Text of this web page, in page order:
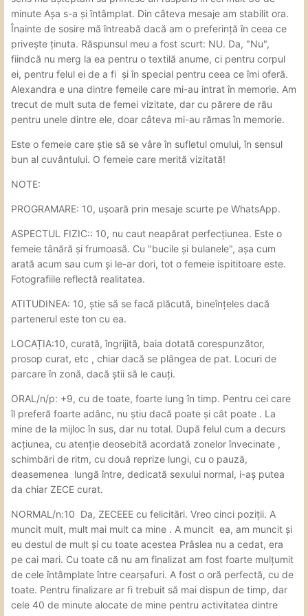
minute Așa s-a și întâmplat. Din câteva mesaje am stabilit ora.
Înainte de sosire mă întreabă dacă am o preferință în ceea ce
privește ținuta. Răspunsul meu a fost scurt: NU. Da, "Nu",
fiindcă nu merg la ea pentru o textilă anume, ci pentru corpul
ei, pentru felul ei de a fi și în special pentru ceea ce îmi oferă.
Alexandra e una dintre femeile care mi-au intrat în memorie. Am
trecut de mult suta de femei vizitate, dar cu părere de rău
pentru unele dintre ele, doar câteva mi-au rămas în memorie.
Este o femeie care știe să se vâre în sufletul omului, în sensul
bun al cuvântului. O femeie care merită vizitată!
NOTE:
PROGRAMARE: 10, ușoară prin mesaje scurte pe WhatsApp.
ASPECTUL FIZIC:: 10, nu caut neapărat perfecțiunea. Este o
femeie tânără și frumoasă. Cu "bucile și bulanele", așa cum
arată acum sau cum și le-ar dori, tot o femeie ispititoare este.
Fotografiile reflectă realitatea.
ATITUDINEA: 10, știe să se facă plăcută, bineînțeles dacă
partenerul este ton cu ea.
LOCAȚIA:10, curată, îngrijită, baia dotată corespunzător,
prosop curat, etc , chiar dacă se plângea de pat. Locuri de
parcare în zonă, dacă știi să le cauți.
ORAL/n/p: +9, cu de toate, foarte lung în timp. Pentru cei care
îl preferă foarte adânc, nu știu dacă poate și cât poate . La
mine de la mijloc în sus, dar nu total. După felul cum a decurs
acțiunea, cu atenție deosebită acordată zonelor învecinate ,
schimbări de ritm, cu două reprize lungi, cu o pauză,
deasemenea lungă între, dedicată sexului normal, i-aș putea
da chiar ZECE curat.
NORMAL/n:10 Da, ZECEEE cu felicitări. Vreo cinci poziții. A
muncit mult, mult mai mult ca mine . A muncit ea, am muncit și
eu destul de mult și cu toate acestea Prâslea nu a cedat, era
pe cai mari. Cu toate că nu am finalizat am fost foarte mulțumit
de cele întâmplate între cearșafuri. A fost o oră perfectă, cu de
toate. Pentru finalizare ar fi trebuit să mai dispun de timp, dar
cele 40 de minute alocate de mine pentru activitatea dintre